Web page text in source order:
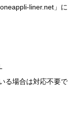
liner.net」に
る場合は対応不要で